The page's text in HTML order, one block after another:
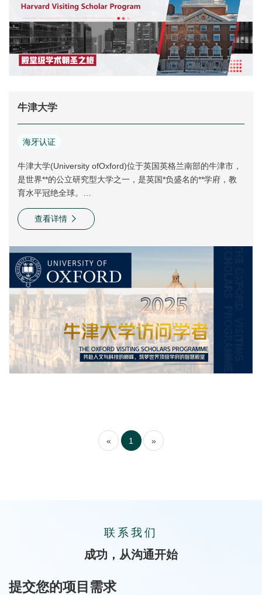
牛津大学
海牙认证
牛津大学(University ofOxford)位于英国英格兰南部的牛津市，
是世界**的公立研究型大学之一，是英国*负盛名的**学府，教
育水平冠绝全球。
牛津大学现分为39个不同的学院，各个学院都有独立自主的教
学机构，给予学生课业及生活上的指
精英大学”，全球大学校长论坛成员。
查看详情
« 1 »
联系我们
成功，从沟通开始
提交您的项目需求